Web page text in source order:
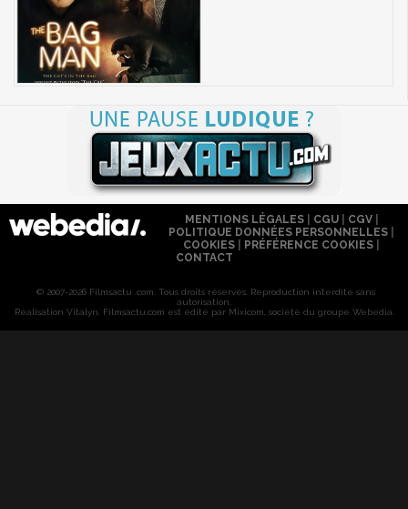
MENTIONS LÉGALES| CGU| CGV|
POLITIQUE DONNÉES PERSONNELLES
COOKIES
PRÉFÉRENCE COOKIES
CONTACT
© 2007-2026 Filmsactu .com. Tous droits réservés. Reproduction interdite sans
autorisation.
Réalisation Vitalyn . Filmsactu .com est édité par Mixicom, société du groupe Webedia.